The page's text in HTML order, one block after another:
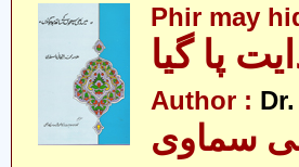
Phir may
پا گیا
Author :
سماوی